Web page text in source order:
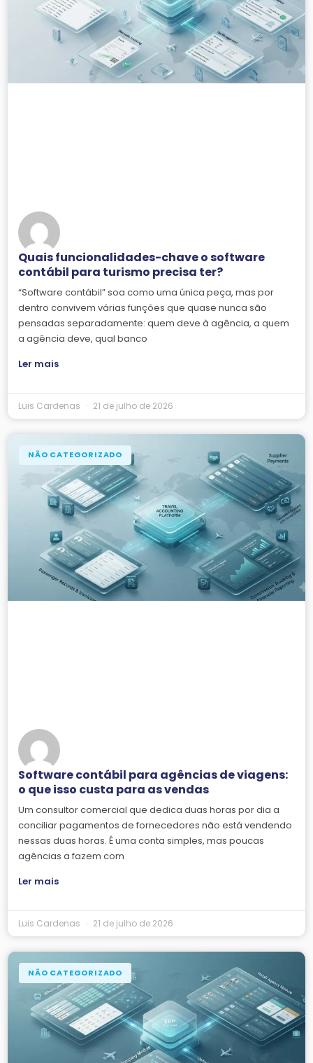
Quais funcionalidades-chave o software
contábil para turismo precisa ter?
“Software contábil” soa como uma única peça, mas por
dentro convivem várias funções que quase nunca são
pensadas separadamente: quem deve à agência, a quem
a agência deve, qual banco
Ler mais
Luis Cardenas 21 de julho de 2026
NÃO CATEGORIZADO
Software contábil para agências de viagens:
o que isso custa para as vendas
Um consultor comercial que dedica duas horas por dia a
conciliar pagamentos de fornecedores não está vendendo
nessas duas horas. É uma conta simples, mas poucas
agências a fazem com
Ler mais
Luis Cardenas 21 de julho de 2026
NÃO CATEGORIZADO